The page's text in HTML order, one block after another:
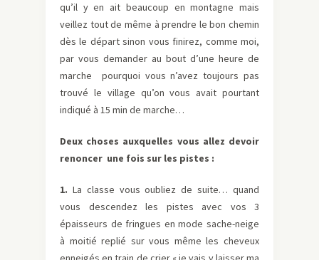
qu’il y en ait beaucoup en montagne mais
veillez tout de même à prendre le bon chemin
dès le départ sinon vous finirez, comme moi,
par vous demander au bout d’une heure de
marche pourquoi vous n’avez toujours pas
trouvé le village qu’on vous avait pourtant
indiqué à 15 min de marche…
Deux choses auxquelles vous allez devoir
renoncer une fois sur les pistes :
1. La classe vous oubliez de suite… quand
vous descendez les pistes avec vos 3
épaisseurs de fringues en mode sache-neige
à moitié replié sur vous même les cheveux